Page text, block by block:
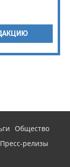
Общество
Пресс-релизы